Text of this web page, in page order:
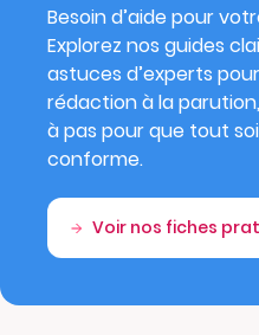
Besoin d’aide pour
Explorez nos guides
astuces d’experts
rédaction à la
à pas pour que tout
conforme.
Voir nos fiches